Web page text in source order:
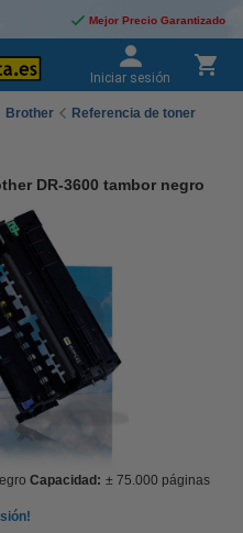
Mejor Precio Garantizado
Iniciar sesión
Brother
Referencia de toner
DR-3600 tambor negro
Capacidad: ± 75.000 páginas